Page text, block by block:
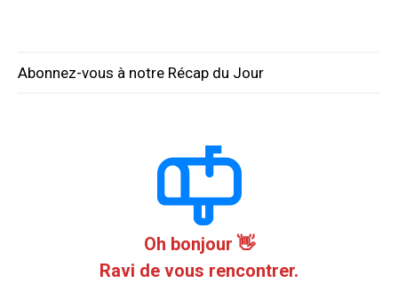
Abonnez-vous à notre Récap du Jour
Oh bonjour 👋
Ravi de vous rencontrer.